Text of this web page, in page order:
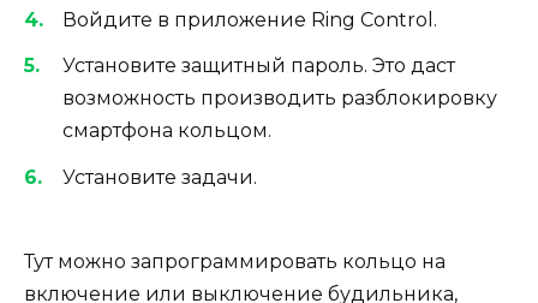
Войдите в приложение Ring Control.
Установите защитный пароль. Это даст
возможность производить разблокировку
смартфона кольцом.
Установите задачи.
Тут можно запрограммировать кольцо на
включение или выключение будильника,